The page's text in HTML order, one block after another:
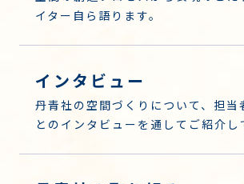
イター自ら語ります。
インタビュー
丹青社の空間づくりについて、担当
とのインタビューを通してご紹介し